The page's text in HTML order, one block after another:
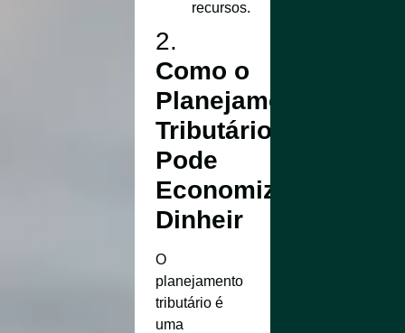
recursos.
2.
Como o
Planejamento
Tributário
Pode
Economizar
Dinheir
O
planejamento
tributário é
uma